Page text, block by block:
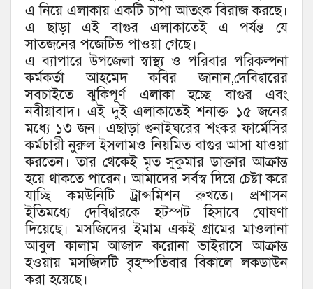
এ নিয়ে এলাকায় একটি চাপা আতংক বিরাজ করছে।
এ ছাড়া এই বাগুর এলাকাতেই এ পর্যন্ত যে
সাতজনের পজেটিভ পাওয়া গেছে।
এ ব্যাপারে উপজেলা স্বাস্থ্য ও পরিবার পরিকল্পনা
কর্মকর্তা আহমেদ কবির জানান,দেবিদ্বারের
সবচাইতে ঝুকিপূর্ণ এলাকা হচ্ছে বাগুর এবং
নবীয়াবাদ। এই দুই এলাকাতেই শনাক্ত ১৫ জনের
মধ্যে ১৩ জন। এছাড়া গুনাইঘরের শংকর ফার্মেসির
কর্মচারী নুরুল ইসলামও নিয়মিত বাগুর আসা যাওয়া
করতেন। তার থেকেই মৃত সুকুমার ডাক্তার আক্রান্ত
হয়ে থাকতে পারেন। আমাদের সর্বস্ব দিয়ে চেষ্টা করে
যাচ্ছি কমউনিটি ট্রান্সমিশন রুখতে। প্রশাসন
ইতিমধ্যে দেবিদ্বারকে হটস্পট হিসাবে ঘোষণা
দিয়েছে। মসজিদের ইমাম একই গ্রামের মাওলানা
আবুল কালাম আজাদ করোনা ভাইরাসে আক্রান্ত
হওয়ায় মসজিদটি বৃহস্পতিবার বিকালে লকডাউন
করা হয়েছে।